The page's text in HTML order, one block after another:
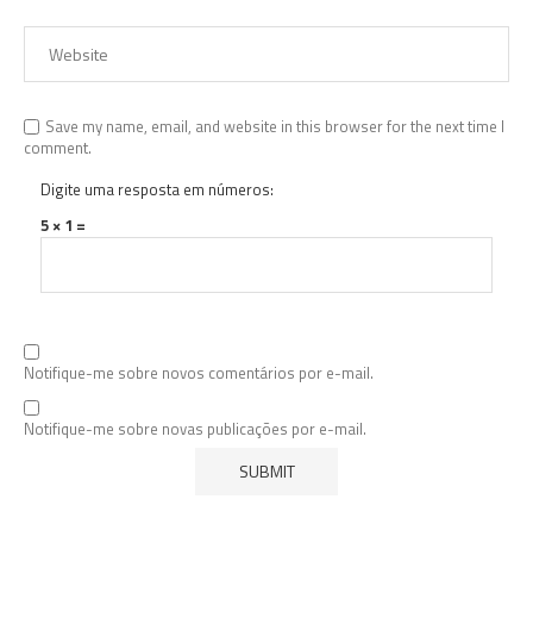
Save my name, email, and website in this browser for the next time I
comment.
Digite uma resposta em números:
5 × 1 =
Notifique-me sobre novos comentários por e-mail.
Notifique-me sobre novas publicações por e-mail.